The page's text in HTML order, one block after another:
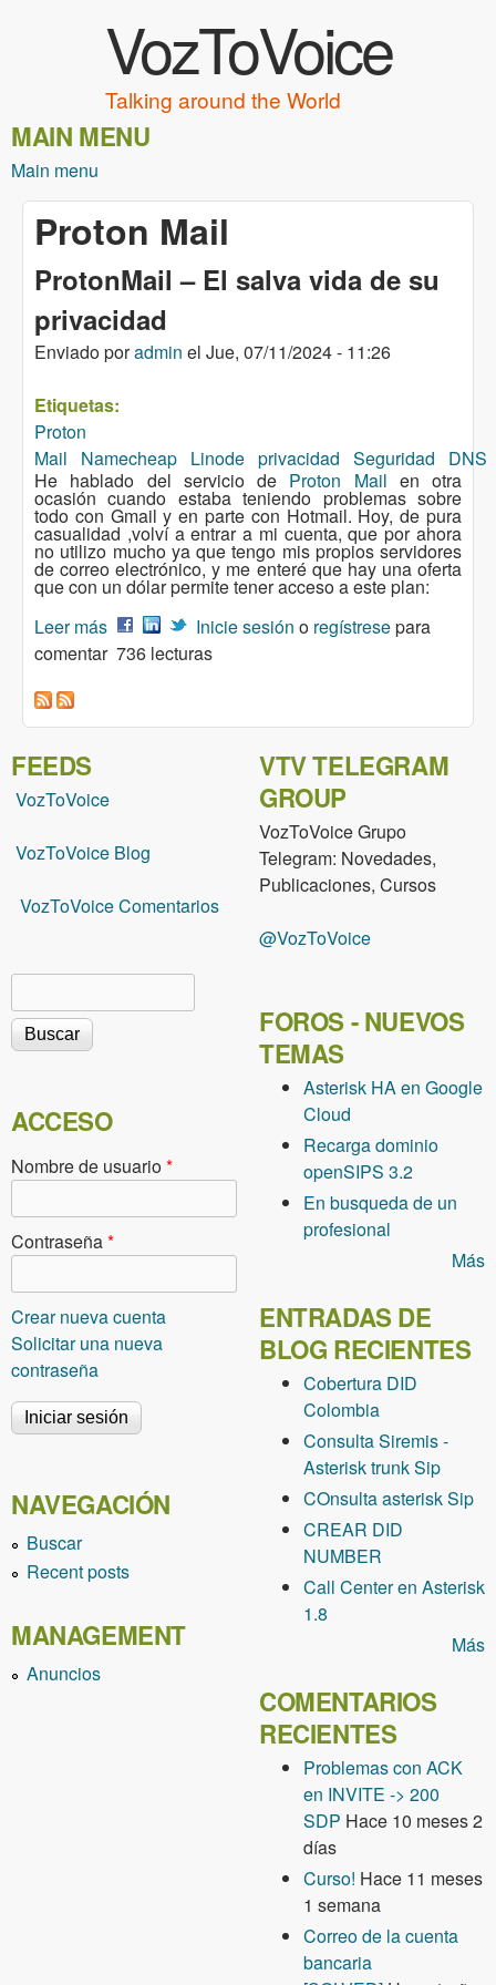
VozToVoice
Talking around the World
MAIN MENU
Main menu
Proton Mail
ProtonMail – El salva vida de su
privacidad
Enviado poradmin el Jue, 07/11/2024 - 11:26
Etiquetas:
Proton
Mail
Namecheap Linode privacidad Seguridad
DNS
He hablado del servicio de Proton Mail en otra
ocasión cuando estaba teniendo problemas sobre
todo con Gmail y en parte con Hotmail. Hoy, de pura
casualidad ,volví a entrar a mi cuenta, que por ahora
no utilizo mucho ya que tengo mis propios servidores
de correo electrónico, y me enteré que hay una oferta
que con un dólar permite tener acceso a este plan:
Leer más sobre ProtonMail – El salva vida de su privacidad
Inicie sesión o regístresepara
comentar 736 lecturas
FEEDS
VozToVoice
VozToVoice Blog
VozToVoice Comentarios
Formulario de búsqueda
ACCESO
Nombre de usuario*
Contraseña*
Crear nueva cuenta
Solicitar una nueva
contraseña
NAVEGACIÓN
Buscar
Recent posts
MANAGEMENT
Anuncios
VTV TELEGRAM
GROUP
VozToVoice Grupo
Telegram: Novedades,
Publicaciones, Cursos
@VozToVoice
FOROS - NUEVOS
TEMAS
Asterisk HA en Google
Cloud
Recarga dominio
openSIPS 3.2
En busqueda de un
profesional
Más
ENTRADAS DE
BLOG RECIENTES
Cobertura DID
Colombia
Consulta Siremis -
Asterisk trunk Sip
COnsulta asterisk Sip
CREAR DID
NUMBER
Call Center en Asterisk
1.8
Más
COMENTARIOS
RECIENTES
Problemas con ACK
en INVITE -> 200
SDP Hace 10 meses 2
días
Curso! Hace 11 meses
1 semana
Correo de la cuenta
bancaria